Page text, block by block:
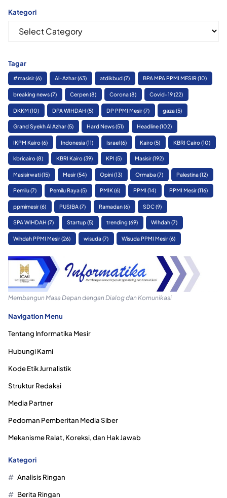
Kategori
Kategori
Tagar
#masisir(6) Al-Azhar(63) atdikbud(7) BPA MPA PPMI MESIR(10)
breaking news(7) Cerpen(8) Corona(8) Covid-19(22)
DKKM (10) DPA WIHDAH (5) DP PPMI Mesir(7) gaza(5)
Grand Syekh Al Azhar(5) Hard News(51) Headline(102)
IKPM Kairo(6) Indonesia(11) Israel(6) Kairo(5) KBRI Cairo(10)
kbricairo(8) KBRI Kairo(39) KPI (5) Masisir(192)
Masisirwati(15) Mesir(54) Opini(13) Ormaba(7) Palestina(12)
Pemilu(7) Pemilu Raya(5) PMIK(6) PPMI (14) PPMI Mesir(116)
ppmimesir(6) PUSIBA(7) Ramadan(6) SDC(9)
SPA WIHDAH (7) Startup(5) trending (69) WIhdah(7)
Wihdah PPMI Mesir(26) wisuda(7) Wisuda PPMI Mesir(6)
Membangun Masa Depan dengan Dialog dan Komunikasi
Navigation Menu
Tentang Informatika Mesir
Hubungi Kami
Kode Etik Jurnalistik
Struktur Redaksi
Media Partner
Pedoman Pemberitan Media Siber
Mekanisme Ralat, Koreksi, dan Hak Jawab
Kategori
Analisis Ringan
Berita Ringan